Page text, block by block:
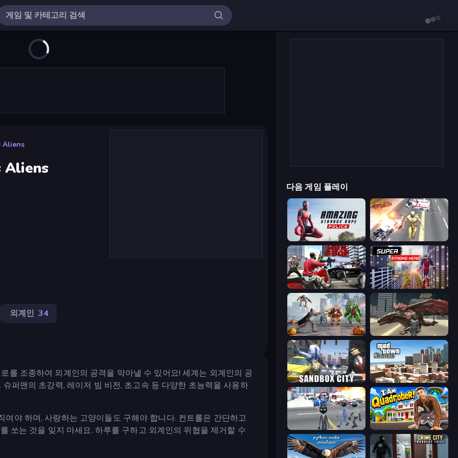
Aliens
Aliens
외계인 34
를 조종하여 외계인의 공격을 막아낼 수 있어요! 세계는 외계인의 공
퍼맨의 초강력, 레이저 빔 비전, 초고속 등 다양한 초능력을 사용하
야 하며, 사랑하는 고양이들도 구해야 합니다. 컨트롤은 간단하고
쏘는 것을 잊지 마세요. 하루를 구하고 외계인의 위협을 제거할 수
다음 게임 플레이
Amazing Strange Rope Police
Grand Action Simulator: New York Super Strong Hero
Flying Bat Robot Car Transform Game Dragon Vice City
Sandbox City Mad Town Andreas: Mafia Storie
Amazing Crime Strange Stickman I Am Quadrober!